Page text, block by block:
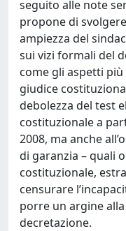
seguito alle note
propone di
ampiezza del
sui vizi formali del
come gli aspetti
giudice
debolezza del test
costituzionale a
2008, ma anche
di garanzia – quali
costituzionale,
censurare
porre un argine alla
decretazione.